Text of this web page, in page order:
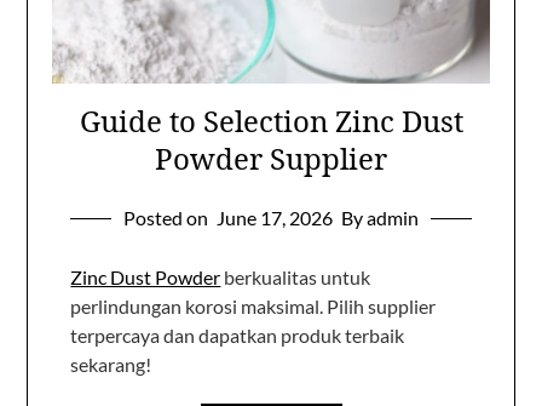
Guide to Selection Zinc Dust
Powder Supplier
Posted on June 17, 2026 By admin
Zinc Dust Powder berkualitas untuk
perlindungan korosi maksimal. Pilih supplier
terpercaya dan dapatkan produk terbaik
sekarang!